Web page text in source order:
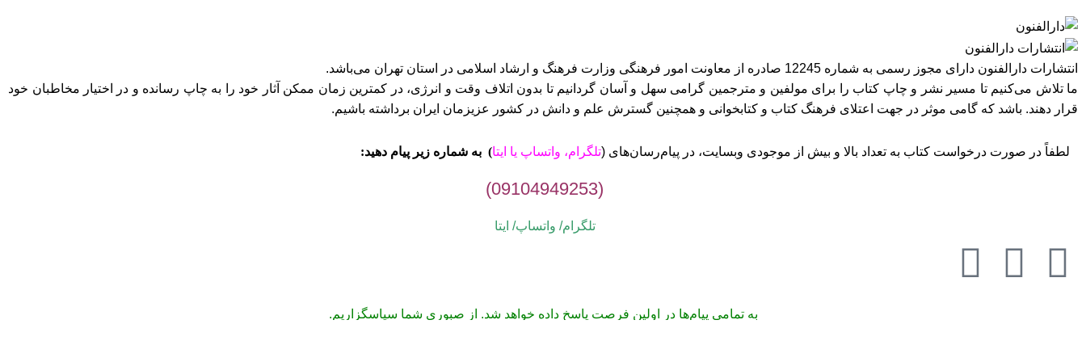
انتشارات دارالفنون دارای مجوز رسمی به شماره 12245 صادره از معاونت امور فرهنگی وزارت فرهنگ و ارشاد اسلامی در استان تهران می‌باشد.
ما تلاش می‌کنیم تا مسیر نشر و چاپ کتاب را برای مولفین و مترجمین گرامی سهل و آسان گردانیم تا بدون اتلاف وقت و انرژی، در کمترین زمان ممکن آثار خود را به چاپ رسانده و در اختیار مخاطبان خود
قرار دهند. باشد که گامی موثر در جهت اعتلای فرهنگ کتاب و کتابخوانی و همچنین گسترش علم و دانش در کشور عزیزمان ایران برداشته باشیم.
لطفاً در صورت درخواست کتاب به تعداد بالا و بیش از موجودی وبسایت، در پیام‌رسان‌های (تلگرام، واتساپ یا ایتا) به شماره زیر پیام دهید:
(09104949253)
تلگرام/ واتساپ/ ایتا
به تمامی پیام‌ها در اولین فرصت پاسخ داده خواهد شد. از صبوری شما سپاسگزاریم.